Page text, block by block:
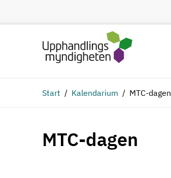
Start Kalendarium MTC-dagen
MTC-dagen